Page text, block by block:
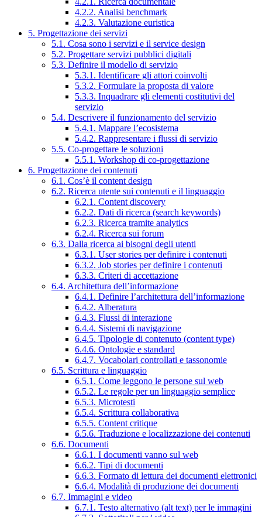
4.2.2. Analisi benchmark
4.2.3. Valutazione euristica
5. Progettazione dei servizi
5.1. Cosa sono i servizi e il service design
5.2. Progettare servizi pubblici digitali
5.3. Definire il modello di servizio
5.3.1. Identificare gli attori coinvolti
5.3.2. Formulare la proposta di valore
5.3.3. Inquadrare gli elementi costitutivi del
servizio
5.4. Descrivere il funzionamento del servizio
5.4.1. Mappare l’ecosistema
5.4.2. Rappresentare i flussi di servizio
5.5. Co-progettare le soluzioni
5.5.1. Workshop di co-progettazione
6. Progettazione dei contenuti
6.1. Cos’è il content design
6.2. Ricerca utente sui contenuti e il linguaggio
6.2.1. Content discovery
6.2.2. Dati di ricerca (search keywords)
6.2.3. Ricerca tramite analytics
6.2.4. Ricerca sui forum
6.3. Dalla ricerca ai bisogni degli utenti
6.3.1. User stories per definire i contenuti
6.3.2. Job stories per definire i contenuti
6.3.3. Criteri di accettazione
6.4. Architettura dell’informazione
6.4.1. Definire l’architettura dell’informazione
6.4.2. Alberatura
6.4.3. Flussi di interazione
6.4.4. Sistemi di navigazione
6.4.5. Tipologie di contenuto (content type)
6.4.6. Ontologie e standard
6.4.7. Vocabolari controllati e tassonomie
6.5. Scrittura e linguaggio
6.5.1. Come leggono le persone sul web
6.5.2. Le regole per un linguaggio semplice
6.5.3. Microtesti
6.5.4. Scrittura collaborativa
6.5.5. Content critique
6.5.6. Traduzione e localizzazione dei contenuti
6.6. Documenti
6.6.1. I documenti vanno sul web
6.6.2. Tipi di documenti
6.6.3. Formato di lettura dei documenti elettronici
6.6.4. Modalità di produzione dei documenti
6.7. Immagini e video
6.7.1. Testo alternativo (alt text) per le immagini